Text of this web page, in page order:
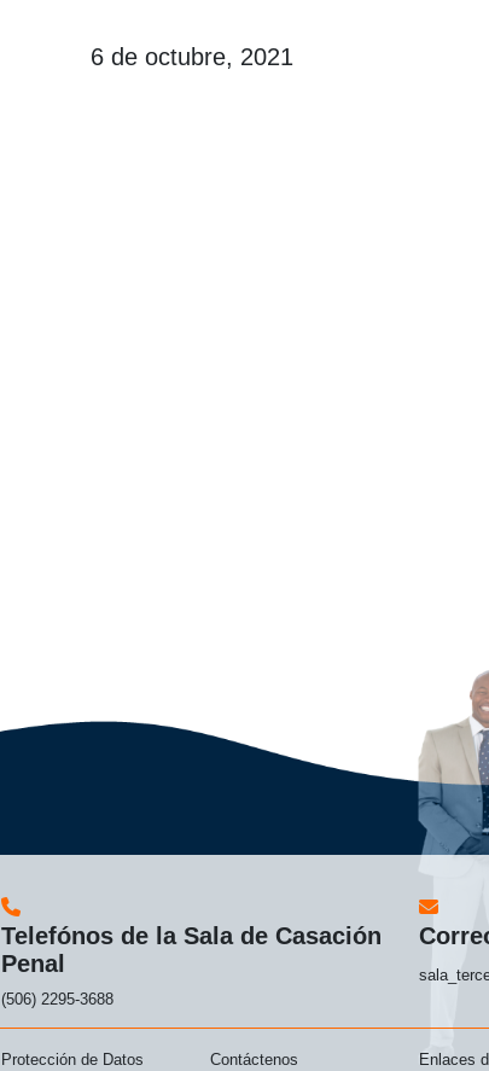
6 de octubre, 2021
Telefónos de la Sala de Casación
Penal
(506) 2295-3688
Protección de Datos Contáctenos Enlaces